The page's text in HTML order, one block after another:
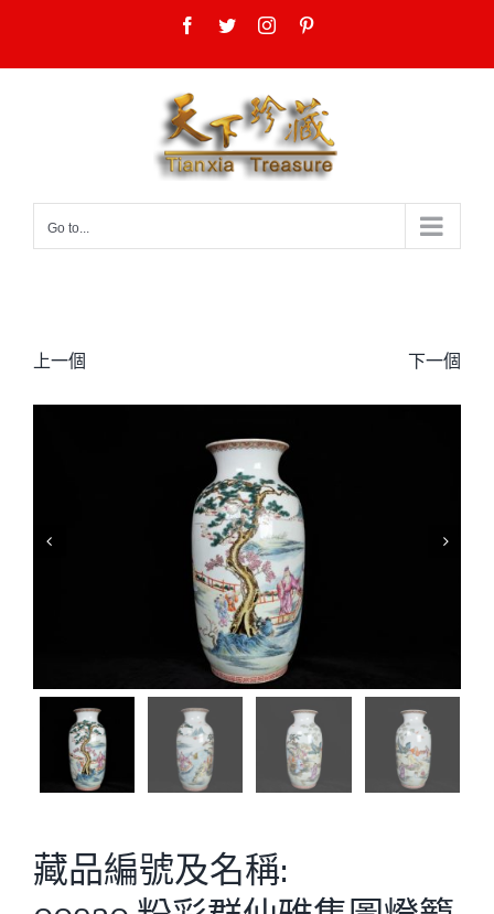
content
Facebook
TwitterInstagram
Go to...
上一個 下一個
 
藏品編號及名稱: